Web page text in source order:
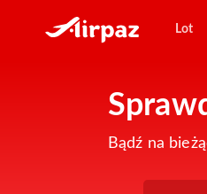
Lot
Bądź na